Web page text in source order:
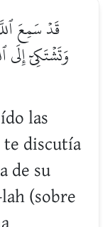
قَدۡ سَمِعَ
وَتَشۡتَكِيٓ إِلَى
las
te discutía
de su
(sobre